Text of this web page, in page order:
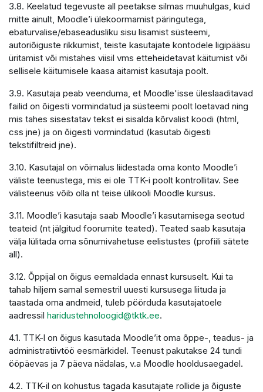
3.8. Keelatud tegevuste all peetakse silmas muuhulgas, kuid
mitte ainult, Moodle’i ülekoormamist päringutega,
ebaturvalise/ebaseadusliku sisu lisamist süsteemi,
autoriõiguste rikkumist, teiste kasutajate kontodele ligipääsu
üritamist või mistahes viisil vms etteheidetavat käitumist või
sellisele käitumisele kaasa aitamist kasutaja poolt.
3.9. Kasutaja peab veenduma, et Moodle'isse üleslaaditavad
failid on õigesti vormindatud ja süsteemi poolt loetavad ning
mis tahes sisestatav tekst ei sisalda kõrvalist koodi (html,
css jne) ja on õigesti vormindatud (kasutab õigesti
tekstifiltreid jne).
3.10. Kasutajal on võimalus liidestada oma konto Moodle’i
väliste teenustega, mis ei ole TTK-i poolt kontrollitav. See
välisteenus võib olla nt teise ülikooli Moodle kursus.
3.11. Moodle’i kasutaja saab Moodle’i kasutamisega seotud
teateid (nt jälgitud foorumite teated). Teated saab kasutaja
välja lülitada oma sõnumivahetuse eelistustes (profiili sätete
all).
3.12. Õppijal on õigus eemaldada ennast kursuselt. Kui ta
tahab hiljem samal semestril uuesti kursusega liituda ja
taastada oma andmeid, tuleb pöörduda kasutajatoele
aadressil haridustehnoloogid@tktk.ee.
4.1. TTK-l on õigus kasutada Moodle’it oma õppe-, teadus- ja
administratiivtöö eesmärkidel. Teenust pakutakse 24 tundi
ööpäevas ja 7 päeva nädalas, v.a Moodle hooldusaegadel.
4.2. TTK-il on kohustus tagada kasutajate rollide ja õiguste